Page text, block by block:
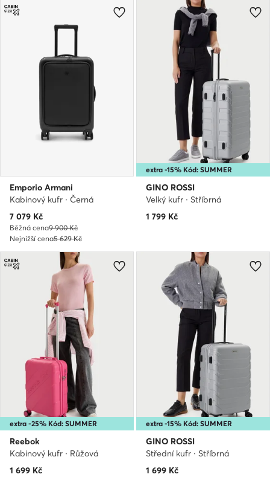
Emporio Armani
Kabinový kufr · Černá
Aktuální cena
7 079 Kč
Běžná cena9 900 Kč
Nejnižší cena5 629 Kč
extra -15% Kód: SUMMER
GINO ROSSI
Velký kufr · Stříbrná
1 799 Kč
extra -25% Kód: SUMMER
Reebok
Kabinový kufr · Růžová
1 699 Kč
extra -15% Kód: SUMMER
GINO ROSSI
Střední kufr · Stříbrná
1 699 Kč